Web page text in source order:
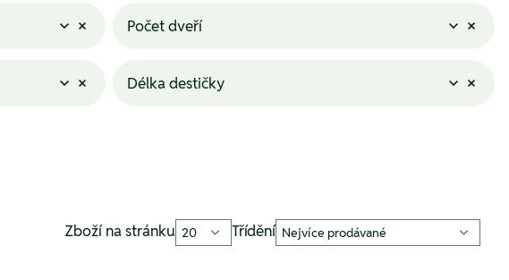
Počet dveří
Délka destičky
Zboží na stránku Třídění